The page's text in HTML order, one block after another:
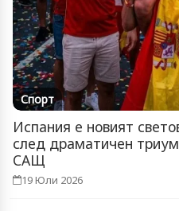
Спорт
Испания е новият
след драматичен
САЩ
19 Юли 2026